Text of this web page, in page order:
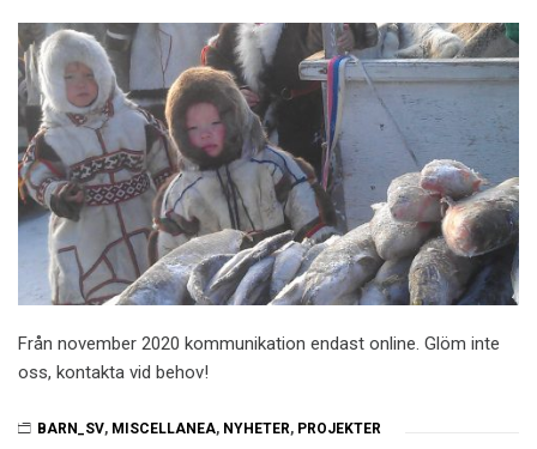
Från november 2020 kommunikation endast online. Glöm inte
oss, kontakta vid behov!
BARN_SV, MISCELLANEA, NYHETER, PROJEKTER